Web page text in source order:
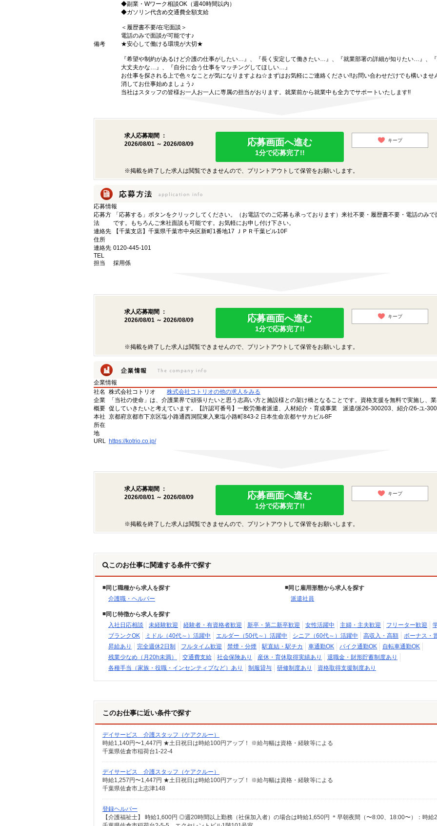
◆副業・Wワーク相談OK（週40時間以内）
◆ガソリン代含め交通費全額支給
＜履歴書不要/在宅面談＞
電話のみで面談が可能です♪
備考
★安心して働ける環境が大切★
『希望や制約があるけど介護の仕事がしたい…』、『長く安定して働きたい…』、『就業部署の詳細が知りたい…』、
大丈夫かな…』、『自分に合う仕事をマッチングしてほしい…』
お仕事を探される上で色々なことが気になりますよね☆まずはお気軽にご連絡ください!!お問い合わせだけでも構いませ
消してお仕事始めましょう♪
当社はスタッフの皆様お一人お一人に専属の担当がおります。就業前から就業中も全力でサポートいたします!!
求人応募期間 ：
2026/08/01 ～ 2026/08/09
応募画面へ進む
1分で応募完了!!
キープ
※掲載を終了した求人は閲覧できませんので、プリントアウトして保管をお願いします。
応募情報
応募方
法
「応募する」ボタンをクリックしてください。（お電話でのご応募も承っております）来社不要・履歴書不要・電話のみで
です。もちろんご来社面談も可能です。お気軽にお申し付け下さい。
連絡先
住所
【千葉支店】千葉県千葉市中央区新町1番地17 ＪＰＲ千葉ビル10F
連絡先
TEL
0120-445-101
担当 採用係
求人応募期間 ：
2026/08/01 ～ 2026/08/09
応募画面へ進む
1分で応募完了!!
キープ
※掲載を終了した求人は閲覧できませんので、プリントアウトして保管をお願いします。
企業情報
社名
株式会社コトリオ
株式会社コトリオの他の求人をみる
企業
概要
「当社の使命」は、介護業界で頑張りたいと思う志高い方と施設様との架け橋となることです。資格支援を無料で実施し、
促していきたいと考えています。【許認可番号】一般労働者派遣、人材紹介・育成事業 派遣/派26-300203、紹介/26-ユ-
本社
所在
地
京都府京都市下京区塩小路通西洞院東入東塩小路町843-2 日本生命京都ヤサカビル8F
URL https://kotrio.co.jp/
求人応募期間 ：
2026/08/01 ～ 2026/08/09
応募画面へ進む
1分で応募完了!!
キープ
※掲載を終了した求人は閲覧できませんので、プリントアウトして保管をお願いします。
このお仕事に関連する条件で探す
同じ職種から求人を探す
介護職・ヘルパー
同じ雇用形態から求人を探す
派遣社員
同じ特徴から求人を探す
入社日応相談
未経験歓迎 経験者・有資格者歓迎 新卒・第二新卒歓迎 女性活躍中 主婦・主夫歓迎 フリーター歓迎
ブランクOK
ミドル（40代～）活躍中 エルダー（50代～）活躍中 シニア（60代～）活躍中 高収入・高額
ボーナス・
昇給あり
完全週休2日制 フルタイム歓迎 禁煙・分煙 駅直結・駅チカ 車通勤OK バイク通勤OK
自転車通勤OK
残業少なめ（月20h未満）
交通費支給 社会保険あり 産休・育休取得実績あり
退職金・財形貯蓄制度あり
各種手当（家族・役職・インセンティブなど）あり
制服貸与 研修制度あり 資格取得支援制度あり
このお仕事に近い条件で探す
デイサービス 介護スタッフ（ケアクルー）
時給1,140円〜1,447円 ★土日祝日は時給100円アップ！ ※給与幅は資格・経験等による
千葉県佐倉市稲荷台1-22-4
デイサービス 介護スタッフ（ケアクルー）
時給1,257円〜1,447円 ★土日祝日は時給100円アップ！ ※給与幅は資格・経験等による
千葉県佐倉市上志津148
登録ヘルパー